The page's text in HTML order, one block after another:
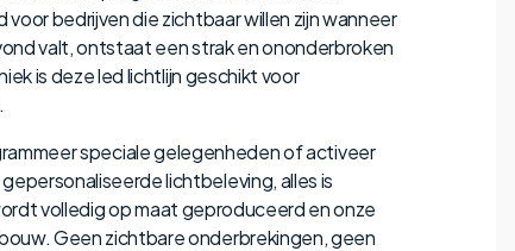
bedrijven die zichtbaar willen zijn wanneer
valt, ontstaat een strak en ononderbroken
is deze led lichtlijn geschikt voor
speciale gelegenheden of activeer
lichtbeleving, alles is
volledig op maat geproduceerd en onze
Geen zichtbare onderbrekingen, geen